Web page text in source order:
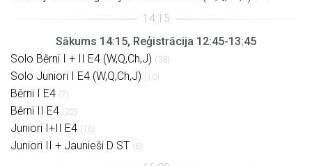
Sākums 14:15, Reģistrācija 12:45-13:45
Solo Bērni I + II E4 (W,Q,Ch,J) (38)
Solo Juniori I E4 (W,Q,Ch,J) (10)
Bērni I E4 (7)
Bērni II E4 (22)
Juniori I+II E4 (16)
Juniori II + Jaunieši D ST (6)